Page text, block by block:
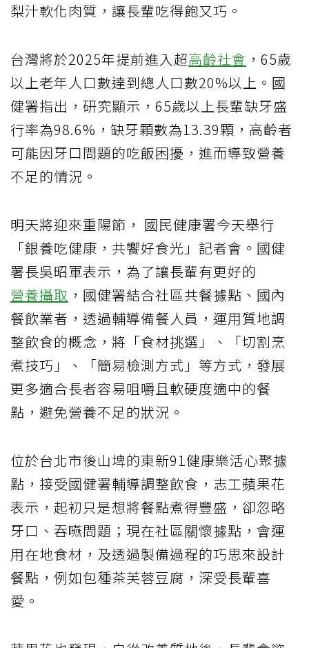
梨汁軟化肉質，讓長輩吃得飽又巧。
台灣將於2025年提前進入超高齡社會 ，65歲
以上老年人口數達到總人口數20%以上。國
健署指出，研究顯示，65歲以上長輩缺牙盛
行率為98.6%，缺牙顆數為13.39顆，高齡者
可能因牙口問題的吃飯困擾，進而導致營養
不足的情況。
明天將迎來重陽節， 國民健康署今天舉行
「銀養吃健康，共饗好食光」記者會。國健
署長吳昭軍表示，為了讓長輩有更好的
營養攝取 ，國健署結合社區共餐據點、國內
餐飲業者，透過輔導備餐人員，運用質地調
整飲食的概念，將「食材挑選」、「切割烹
煮技巧」、「簡易檢測方式」等方式，發展
更多適合長者容易咀嚼且軟硬度適中的餐
點，避免營養不足的狀況。
位於台北市後山埤的東新91健康樂活心聚據
點，接受國健署輔導調整飲食，志工蘋果花
表示，起初只是想將餐點煮得豐盛，卻忽略
牙口、吞嚥問題；現在社區關懷據點，會運
用在地食材，及透過製備過程的巧思來設計
餐點，例如包種茶芙蓉豆腐，深受長輩喜
愛。